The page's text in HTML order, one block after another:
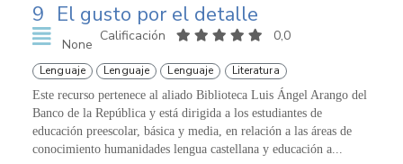
9 El gusto por el detalle
None
Calificación 0,0
Lenguaje Lenguaje Lenguaje Literatura
Este recurso pertenece al aliado Biblioteca Luis Ángel Arango del
Banco de la República y está dirigida a los estudiantes de
educación preescolar, básica y media, en relación a las áreas de
conocimiento humanidades lengua castellana y educación a...